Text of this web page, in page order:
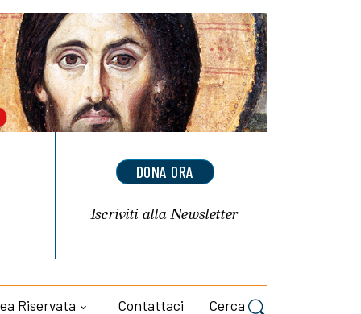
DONA ORA
Iscriviti allaNewsletter
Riservata Contattaci Cerca